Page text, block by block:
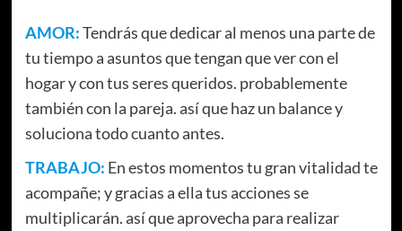
AMOR:Tendrás que dedicar al menos una parte de
tu tiempo a asuntos que tengan que ver con el
hogar y con tus seres queridos. probablemente
también con la pareja. así que haz un balance y
soluciona todo cuanto antes.
TRABAJO: En estos momentos tu gran vitalidad te
acompañe; y gracias a ella tus acciones se
multiplicarán. así que aprovecha para realizar